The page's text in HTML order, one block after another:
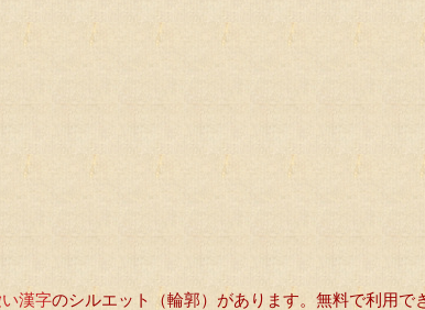
漢字のシルエット（輪郭）があります。無料で利用で